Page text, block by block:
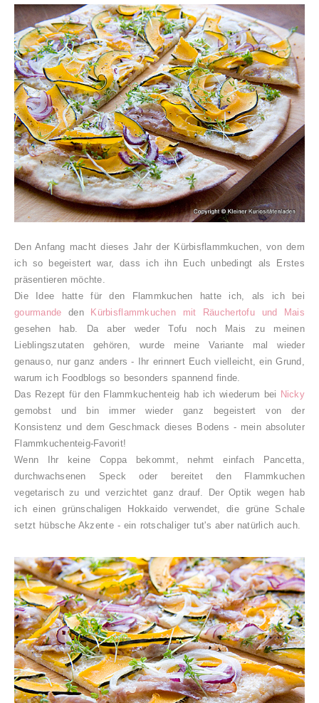
Den Anfang macht dieses Jahr der Kürbisflammkuchen, von dem
ich so begeistert war, dass ich ihn Euch unbedingt als Erstes
präsentieren möchte.
Die Idee hatte für den Flammkuchen hatte ich, als ich bei
gourmande den
Kürbisflammkuchen mit Räuchertofu und Mais
gesehen hab. Da aber weder Tofu noch Mais zu meinen
Lieblingszutaten gehören, wurde meine Variante mal wieder
genauso, nur ganz anders - Ihr erinnert Euch vielleicht, ein Grund,
warum ich Foodblogs so besonders spannend finde.
Das Rezept für den Flammkuchenteig hab ich wiederum bei Nicky
gemobst und bin immer wieder ganz begeistert von der
Konsistenz und dem Geschmack dieses Bodens - mein absoluter
Flammkuchenteig-Favorit!
Wenn Ihr keine Coppa bekommt, nehmt einfach Pancetta,
durchwachsenen Speck oder bereitet den Flammkuchen
vegetarisch zu und verzichtet ganz drauf. Der Optik wegen hab
ich einen grünschaligen Hokkaido verwendet, die grüne Schale
setzt hübsche Akzente - ein rotschaliger tut's aber natürlich auch.